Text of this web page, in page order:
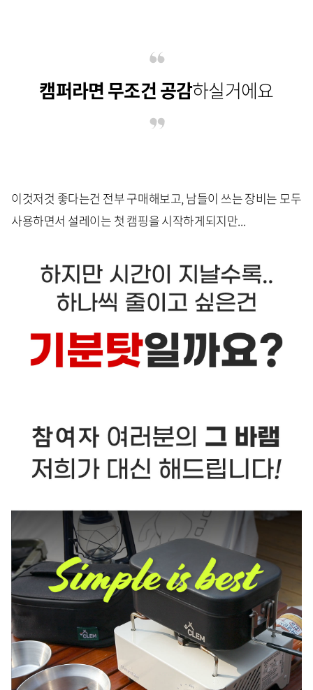
캠퍼라면 무조건 공감하실거에요
이것저것 좋다는건 전부 구매해보고, 남들이 쓰는 장비는 모두
사용하면서 설레이는 첫 캠핑을 시작하게되지만...